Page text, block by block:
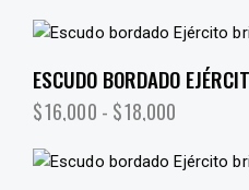
ESCUDO BORDADO
$16,000 - $18,000